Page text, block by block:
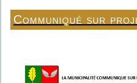
Communiqué sur